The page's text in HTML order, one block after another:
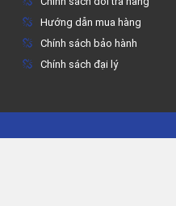
Hướng dẫn mua hàng
Chính sách bảo hành
Chính sách đại lý